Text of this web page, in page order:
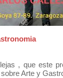
, que este
Arte y